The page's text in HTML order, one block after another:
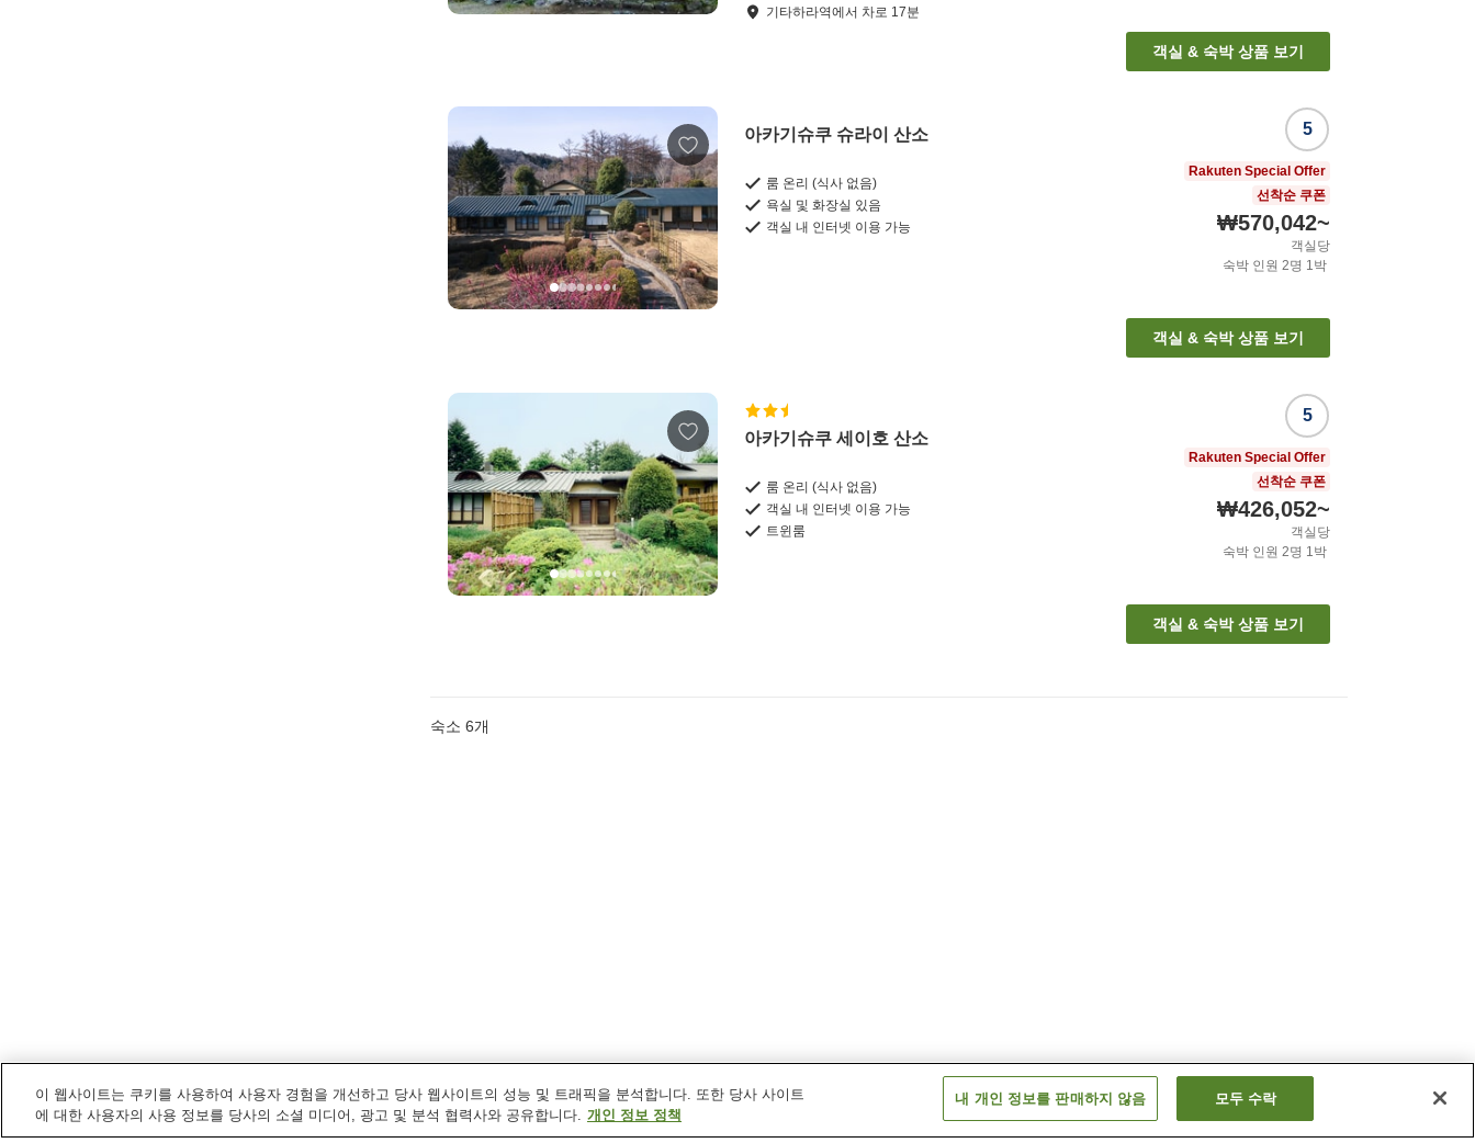
기타하라역에서 차로 17분
객실 & 숙박 상품 보기
아카기슈쿠 슈라이 산소
룸 온리 (식사 없음)
욕실 및 화장실 있음
객실 내 인터넷 이용 가능
5
Rakuten Special Offer
선착순 쿠폰
₩570,042~
객실당
숙박 인원 2명 1박
객실 & 숙박 상품 보기
아카기슈쿠 세이호 산소
룸 온리 (식사 없음)
객실 내 인터넷 이용 가능
트윈룸
5
Rakuten Special Offer
선착순 쿠폰
₩426,052~
객실당
숙박 인원 2명 1박
객실 & 숙박 상품 보기
숙소 6개
이 웹사이트는 쿠키를 사용하여 사용자 경험을 개선하고 당사 웹사이트의 성능 및 트래픽을 분석합니다. 또한 당사 사이트
에 대한 사용자의 사용 정보를 당사의 소셜 미디어, 광고 및 분석 협력사와 공유합니다. 개인 정보 정책
내 개인 정보를 판매하지 않음 모두 수락